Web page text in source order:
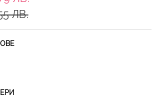
ЛВ.